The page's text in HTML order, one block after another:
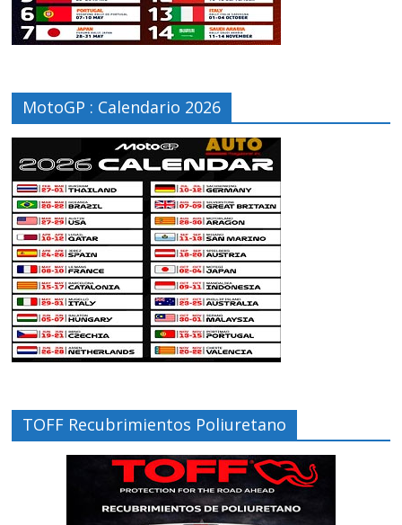
MotoGP : Calendario 2026
TOFF Recubrimientos Poliuretano